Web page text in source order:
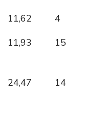
11,62
4
11,93 15
24,47 14